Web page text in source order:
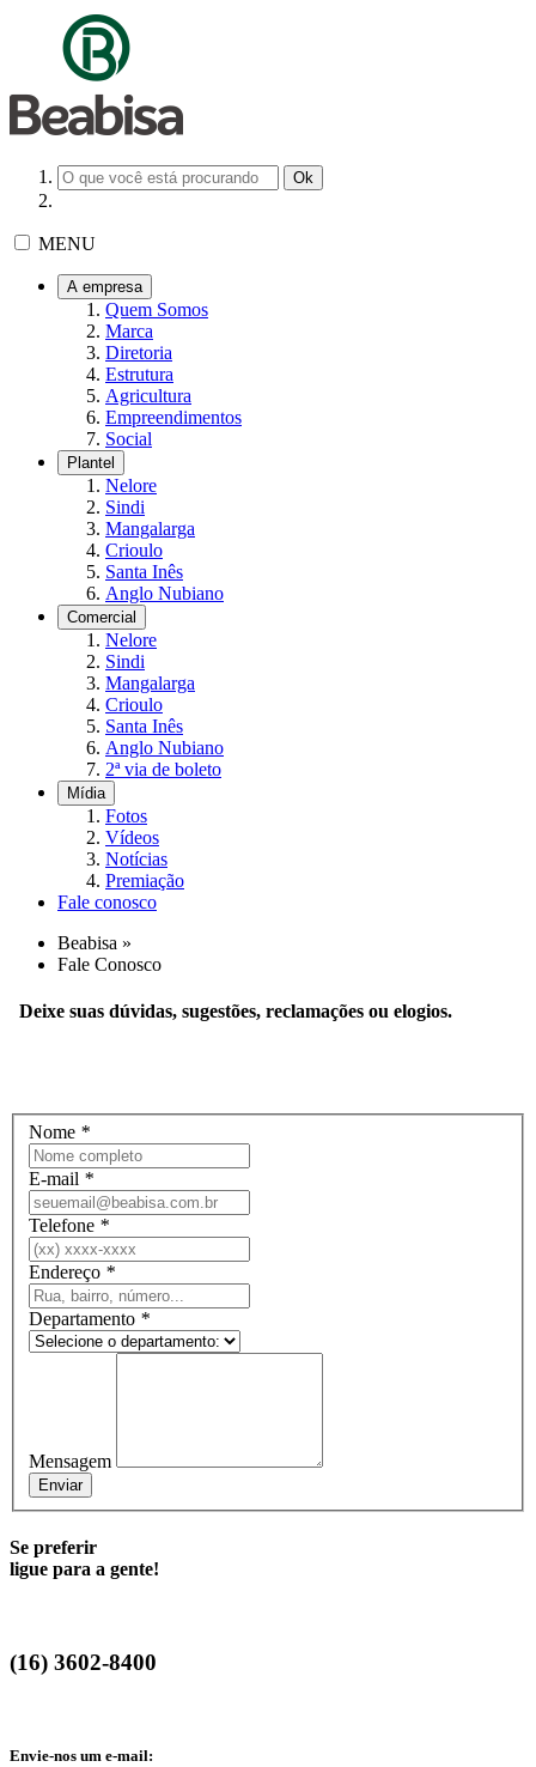
MENU
A empresa
Quem Somos
Marca
Diretoria
Estrutura
Agricultura
Empreendimentos
Social
Plantel
Nelore
Sindi
Mangalarga
Crioulo
Santa Inês
Anglo Nubiano
Comercial
Nelore
Sindi
Mangalarga
Crioulo
Santa Inês
Anglo Nubiano
2ª via de boleto
Mídia
Fotos
Vídeos
Notícias
Premiação
Fale conosco
Beabisa »
Fale Conosco
Deixe suas dúvidas, sugestões, reclamações ou elogios.
Nome *
E-mail *
Telefone *
Endereço *
Departamento *
Mensagem
Se preferir
ligue para a gente!
(16) 3602-8400
Envie-nos um e-mail: